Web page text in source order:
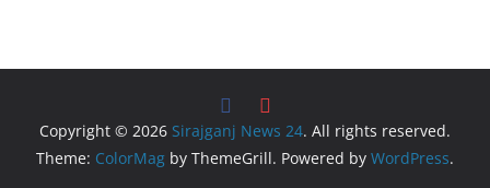
Copyright © 2026 Sirajganj News 24. All rights reserved.
Theme: ColorMag by ThemeGrill. Powered by WordPress.